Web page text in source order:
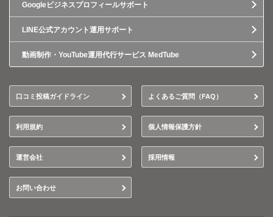
Googleビジネスプロフィールサポート
LINE公式アカウント運用サポート
動画制作・YouTube運用代行サービス MedTube
口コミ投稿ガイドライン よくあるご質問（FAQ）
利用規約 個人情報保護方針
運営会社 採用情報
お問い合わせ